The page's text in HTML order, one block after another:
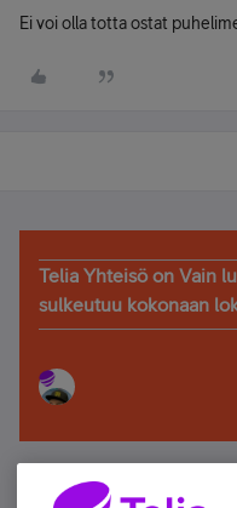
Ei voi olla totta ostat
Telia Yhteisö on Vain
sulkeutuu kokonaan